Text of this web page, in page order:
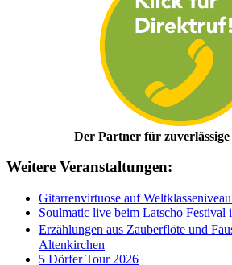
Der Partner für
Weitere Veranstaltungen:
Gitarrenvirtuose auf
Soulmatic live beim Latscho Festival
Erzählungen aus Zauberflöte und
Altenkirchen
5 Dörfer Tour 2026